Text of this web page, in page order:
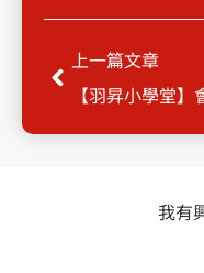
Prev
上一篇文章
我有